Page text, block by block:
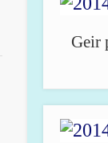
Geir